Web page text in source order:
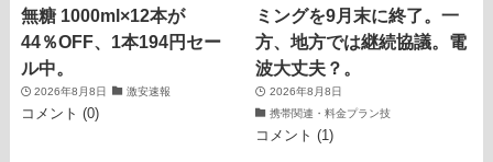
無糖 1000ml×12本が
44％OFF、1本194円セー
ル中。
2026年8月8日 激安速報
コメント (0)
ミングを9月末に終了。一
方、地方では継続協議。電
波大丈夫？。
2026年8月8日
携帯関連・料金プラン技
コメント (1)